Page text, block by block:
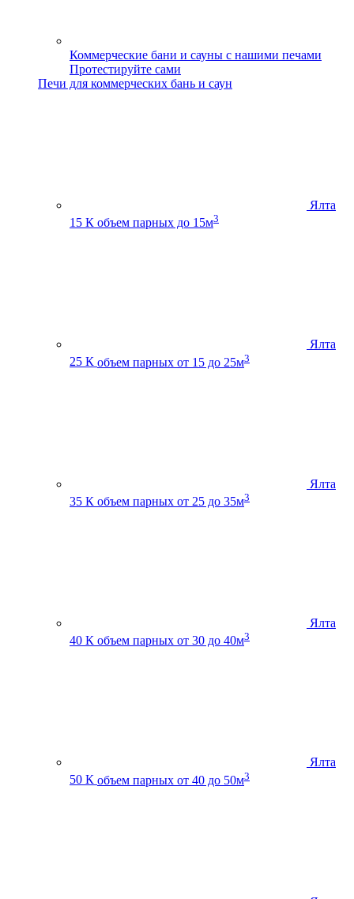
Коммерческие бани и сауны с нашими печами
Протестируйте сами
Печи для коммерческих бань и саун
Ялта
15 К объем парных до 15м3
Ялта
25 К объем парных от 15 до 25м3
Ялта
35 К объем парных от 25 до 35м3
Ялта
40 К объем парных от 30 до 40м3
Ялта
50 К объем парных от 40 до 50м3